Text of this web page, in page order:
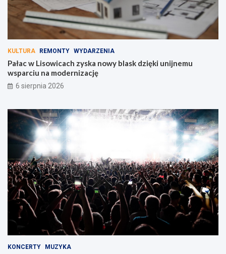
KULTURA REMONTY WYDARZENIA
Pałac w Lisowicach zyska nowy blask dzięki unijnemu
wsparciu na modernizację
6 sierpnia 2026
KONCERTY MUZYKA